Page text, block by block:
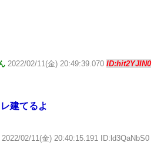
2022/02/11(金) 20:49:39.070 ID:hit2YJIN0
建てるよ
2022/02/11(金) 20:40:15.191 ID:ld3QaNbS0